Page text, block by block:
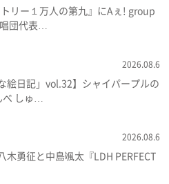
トリー１万人の第九』にAぇ! group
団代表…
2026.08.6
な絵日記」vol.32】シャイパープルの
べ しゅ…
2026.08.6
木勇征と中島颯太『LDH PERFECT